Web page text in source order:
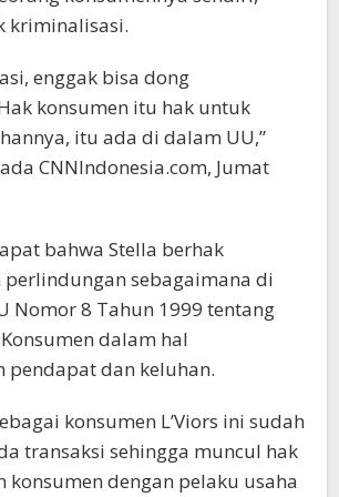
kriminalisasi.
enggak bisa dong
konsumen itu hak untuk
itu ada di dalam UU,”
CNNIndonesia.com, Jumat
bahwa Stella berhak
sebagaimana di
Nomor 8 Tahun 1999 tentang
dalam hal
pendapat dan keluhan.
konsumen L’Viors ini sudah
transaksi sehingga muncul hak
konsumen dengan pelaku usaha